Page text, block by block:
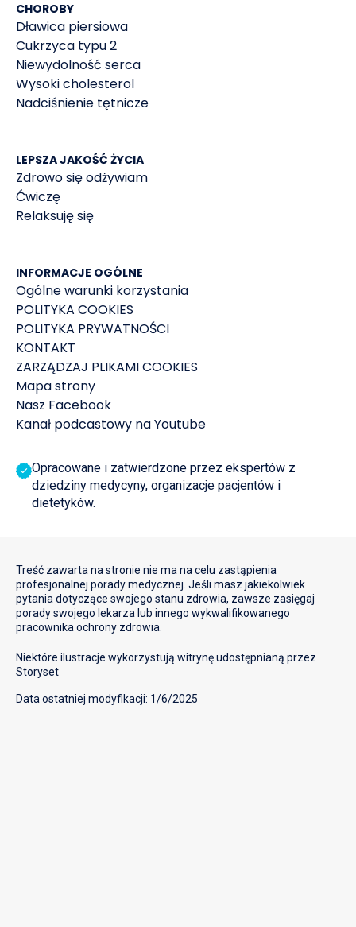
CHOROBY
Dławica piersiowa
Cukrzyca typu 2
Niewydolność serca
Wysoki cholesterol
Nadciśnienie tętnicze
LEPSZA JAKOŚĆ ŻYCIA
Zdrowo się odżywiam
Ćwiczę
Relaksuję się
INFORMACJE OGÓLNE
Ogólne warunki korzystania
POLITYKA COOKIES
POLITYKA PRYWATNOŚCI
KONTAKT
ZARZĄDZAJ PLIKAMI COOKIES
Mapa strony
Nasz Facebook
Kanał podcastowy na Youtube
Opracowane i zatwierdzone przez ekspertów z
dziedziny medycyny, organizacje pacjentów i
dietetyków.
Treść zawarta na stronie nie ma na celu zastąpienia
profesjonalnej porady medycznej. Jeśli masz jakiekolwiek
pytania dotyczące swojego stanu zdrowia, zawsze zasięgaj
porady swojego lekarza lub innego wykwalifikowanego
pracownika ochrony zdrowia.
Niektóre ilustracje wykorzystują witrynę udostępnianą przez
Storyset
Data ostatniej modyfikacji: 1/6/2025